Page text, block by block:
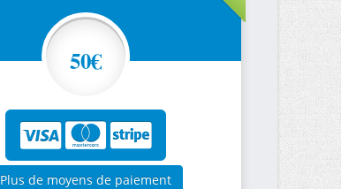
50€
Plus de moyens de paiement